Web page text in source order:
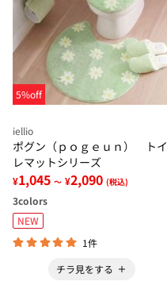
5%off
iellio
ポグン（ｐｏｇｅｕｎ） トイ
レマットシリーズ
¥1,045 ～ ¥2,090 (税込)
3colors
NEW
1件
チラ見をする